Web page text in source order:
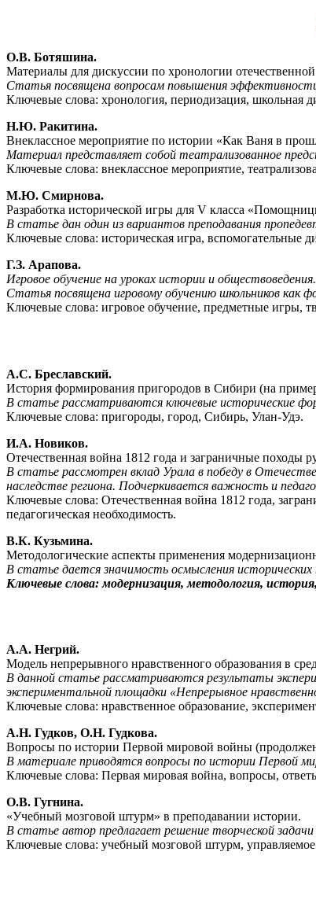
О.В. Ботяшина.
Материалы для дискуссии по хронологии
Статья посвящена вопросам повышения
Ключевые слова: хронология, периодизация, школьная
Н.Ю. Ракитина.
Внеклассное мероприятие по истории «Как Ваня в
Материал представляет собой театрализованное
Ключевые слова: внеклассное мероприятие,
М.Ю. Смирнова.
Разработка исторической игры для V класса
В статье дан один из вариантов преподавания
Ключевые слова: историческая игра, вспомогательные
Г.З. Арапова.
Игровое обучение на уроках истории и обществоведения.
Статья посвящена игровому обучению школьников как
Ключевые слова: игровое обучение, предметные игры,
А.С. Бреславский.
История формирования пригородов в Сибири (на
В статье рассматриваются ключевые исторические
Ключевые слова: пригороды, город, Сибирь, Улан-Удэ.
И.А. Новиков.
Отечественная война 1812 года и заграничные походы
В статье рассмотрен вклад Урала в победу в
наследстве региона. Подчеркивается важность и
Ключевые слова: Отечественная война 1812 года,
педагогическая необходимость.
В.К. Кузьмина.
Методологические аспекты применения
В статье дается значимость осмысления исторических
Ключевые слова: модернизация, методология,
А.А. Негрий.
Модель непрерывного нравственного образования в
В данной статье рассматриваются результаты
экспериментальной площадки «Непрерывное
Ключевые слова: нравственное образование,
А.Н. Гудков, О.Н. Гудкова.
Вопросы по истории Первой мировой войны
В материале приводятся вопросы по истории Первой
Ключевые слова: Первая мировая война, вопросы,
О.В. Гугнина.
«Учебный мозговой штурм» в преподавании истории.
В статье автор предлагает решение творческой
Ключевые слова: учебный мозговой штурм,